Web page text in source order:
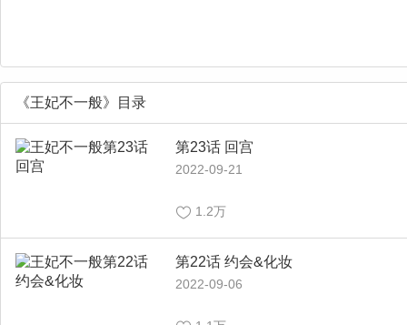
《王妃不一般》目录
第23话 回宫
2022-09-21
1.2万
第22话 约会&化妆
2022-09-06